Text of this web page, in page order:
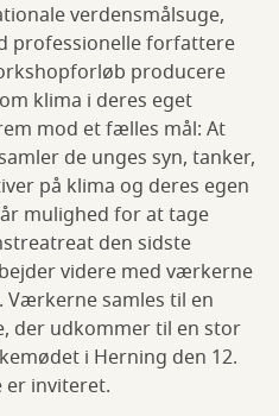
verdensmålsuge,
professionelle forfattere
producere
klima i deres eget
mod et fælles mål: At
de unges syn, tanker,
på klima og deres egen
mulighed for at tage
den sidste
videre med værkerne
samles til en
der udkommer til en stor
i Herning den 12.
er inviteret.